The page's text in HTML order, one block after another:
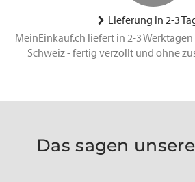
Lieferung in 2-3
MeinEinkauf.ch liefert in 2-3 Werktagen
Schweiz - fertig verzollt und ohne
Das sagen